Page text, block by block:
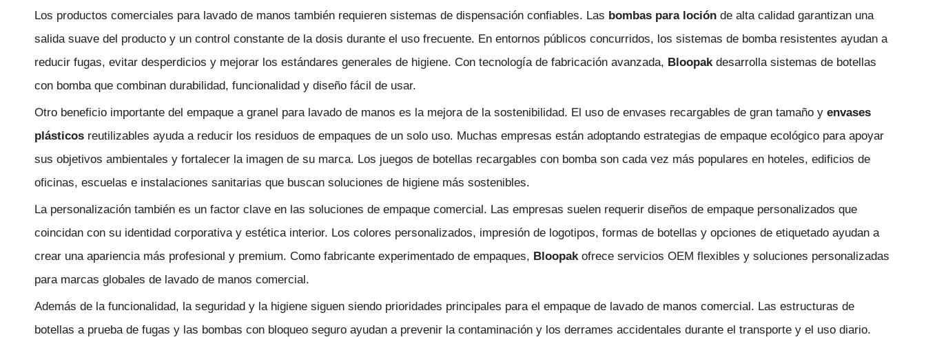
Los productos comerciales para lavado de manos también requieren sistemas de dispensación confiables. Las bombas para loción de alta calidad garantizan una
salida suave del producto y un control constante de la dosis durante el uso frecuente. En entornos públicos concurridos, los sistemas de bomba resistentes ayudan a
reducir fugas, evitar desperdicios y mejorar los estándares generales de higiene. Con tecnología de fabricación avanzada, Bloopak desarrolla sistemas de botellas
con bomba que combinan durabilidad, funcionalidad y diseño fácil de usar.
Otro beneficio importante del empaque a granel para lavado de manos es la mejora de la sostenibilidad. El uso de envases recargables de gran tamaño y envases
plásticos reutilizables ayuda a reducir los residuos de empaques de un solo uso. Muchas empresas están adoptando estrategias de empaque ecológico para apoyar
sus objetivos ambientales y fortalecer la imagen de su marca. Los juegos de botellas recargables con bomba son cada vez más populares en hoteles, edificios de
oficinas, escuelas e instalaciones sanitarias que buscan soluciones de higiene más sostenibles.
La personalización también es un factor clave en las soluciones de empaque comercial. Las empresas suelen requerir diseños de empaque personalizados que
coincidan con su identidad corporativa y estética interior. Los colores personalizados, impresión de logotipos, formas de botellas y opciones de etiquetado ayudan a
crear una apariencia más profesional y premium. Como fabricante experimentado de empaques, Bloopak ofrece servicios OEM flexibles y soluciones personalizadas
para marcas globales de lavado de manos comercial.
Además de la funcionalidad, la seguridad y la higiene siguen siendo prioridades principales para el empaque de lavado de manos comercial. Las estructuras de
botellas a prueba de fugas y las bombas con bloqueo seguro ayudan a prevenir la contaminación y los derrames accidentales durante el transporte y el uso diario.